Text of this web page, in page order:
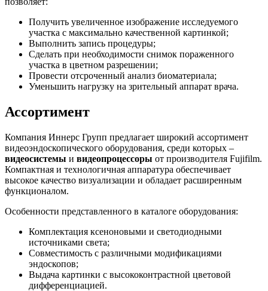
Получить увеличенное изображение исследуемого
участка с максимально качественной картинкой;
Выполнить запись процедуры;
Сделать при необходимости снимок пораженного
участка в цветном разрешении;
Провести отсроченный анализ биоматериала;
Уменьшить нагрузку на зрительный аппарат врача.
Ассортимент
Компания Иннерс Групп предлагает широкий ассортимент
видеоэндоскопического оборудования, среди которых –
видеосистемы и видеопроцессоры от производителя Fujifilm.
Компактная и технологичная аппаратура обеспечивает
высокое качество визуализации и обладает расширенным
функционалом.
Особенности представленного в каталоге оборудования:
Комплектация ксеноновыми и светодиодными
источниками света;
Совместимость с различными модификациями
эндоскопов;
Выдача картинки с высококонтрастной цветовой
дифференциацией.